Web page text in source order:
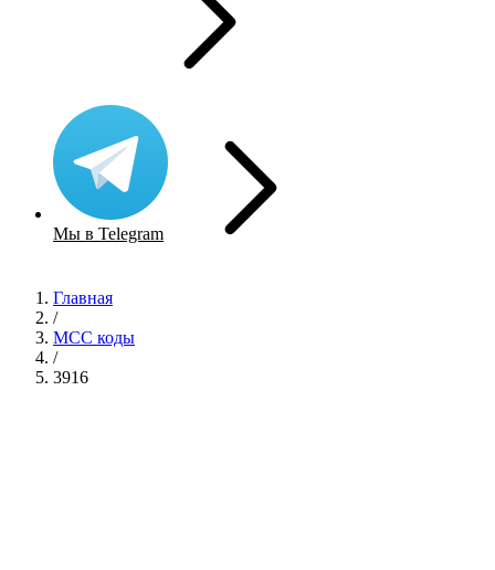
Мы в Telegram
Главная
/
MCC коды
/
3916